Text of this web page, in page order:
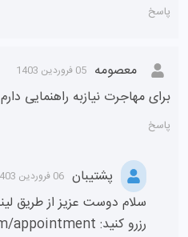
پاسخ
معصومه 05 فروردین 1403
برای مهاجرت نیازبه راهنمایی دارم
پاسخ
پشتیبان 06 فروردین 1403
سلام دوست عزیز از طریق
رزرو کنید: https://elmino.com/appointment